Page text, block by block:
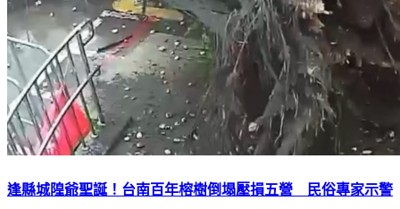
逢縣城隍爺聖誕！台南百年榕樹倒塌壓損五營 民俗專家示警